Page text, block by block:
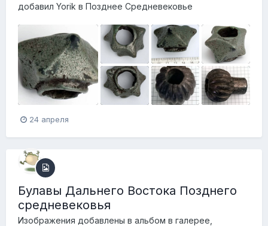
добавил Yorik в Позднее Средневековье
24 апреля
Булавы Дальнего Востока Позднего
средневековья
Изображения добавлены в альбом в галерее,